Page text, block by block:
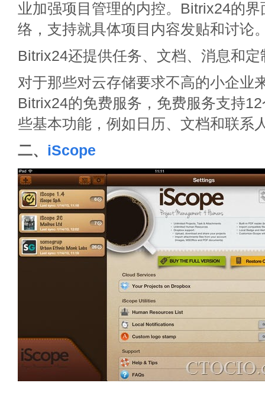
业加强项目管理的内控。Bitrix24的
络，支持就具体项目内容发贴和讨论
Bitrix24还提供任务、文档、消息和
对于那些对云存储要求不高的小企业
Bitrix24的免费服务，免费服务支持
些基本功能，例如日历、文档和联系
二、 iScope